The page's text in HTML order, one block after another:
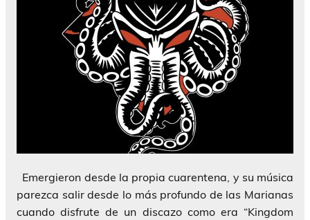
Emergieron desde la propia cuarentena, y su música
parezca salir desde lo más profundo de las Marianas
cuando disfrute de un discazo como era “Kingdom